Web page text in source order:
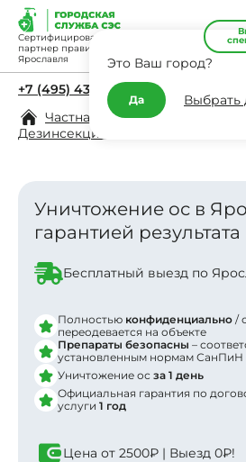
Это Ваш город?
Да Выбрать
Сертифицированный
партнер правительства
Ярославля
+7 (495) 431-11-45
Частная дезинфекция в
Дезинсекция
Уничтожение ос в
гарантией результата
Бесплатный выезд по
Полностью конфиденциально /
переодевается на объекте
Препараты безопасны –
установленным нормам СанПиН
Уничтожение ос за 1 день
Официальная гарантия по
услуги 1 год
Цена от 2500₽ | Выезд 0₽!
В ближайшее